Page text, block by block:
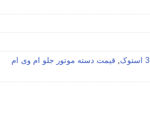
قیمت دسته موتور جلو ام وی ام